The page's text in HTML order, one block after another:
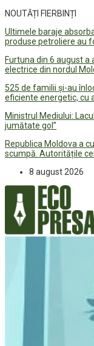
NOUTĂȚI FIERBINȚI
Ultimele baraje
produse petroliere au
Furtuna din 6 august
electrice din nordul
525 de familii și-au
eficiente energetic, cu
Ministrul Mediului:
jumătate gol”
Republica Moldova a
scumpă. Autoritățile
8 august 2026